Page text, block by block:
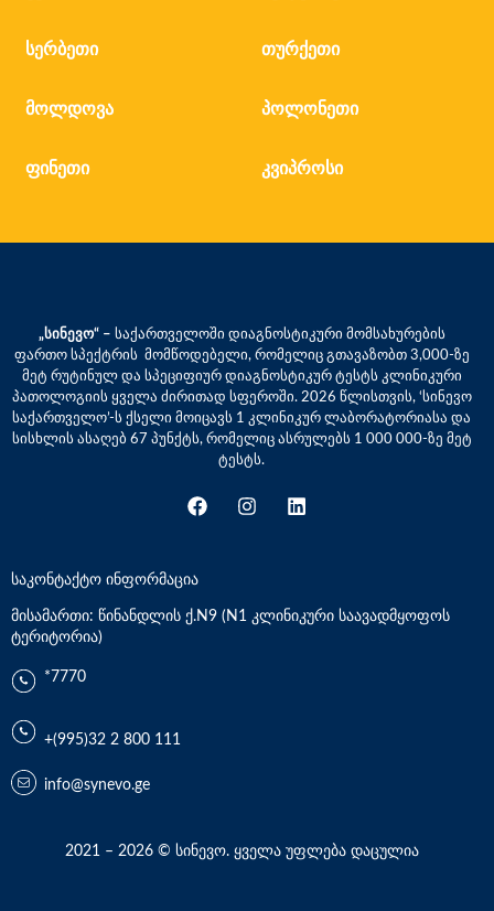
სერბეთი თურქეთი
მოლდოვა პოლონეთი
ფინეთი კვიპროსი
„სინევო“ – საქართველოში დიაგნოსტიკური მომსახურების
ფართო სპექტრის მომწოდებელი, რომელიც გთავაზობთ 3,000-ზე
მეტ რუტინულ და სპეციფიურ დიაგნოსტიკურ ტესტს კლინიკური
პათოლოგიის ყველა ძირითად სფეროში. 2026 წლისთვის, ‘სინევო
საქართველო’-ს ქსელი მოიცავს 1 კლინიკურ ლაბორატორიასა და
სისხლის ასაღებ 67 პუნქტს, რომელიც ასრულებს 1 000 000-ზე მეტ
ტესტს.
საკონტაქტო ინფორმაცია
მისამართი: წინანდლის ქ.N9 (N1 კლინიკური საავადმყოფოს
ტერიტორია)
*7770
+(995)32 2 800 111
info@synevo.ge
2021 – 2026 © სინევო. ყველა უფლება დაცულია